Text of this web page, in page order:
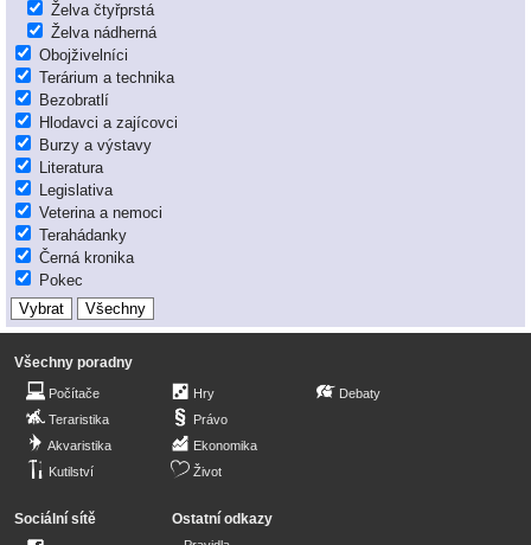
Želva čtyřprstá
Želva nádherná
Obojživelníci
Terárium a technika
Bezobratlí
Hlodavci a zajícovci
Burzy a výstavy
Literatura
Legislativa
Veterina a nemoci
Terahádanky
Černá kronika
Pokec
Všechny poradny
Počítače
Teraristika
Akvaristika
Kutilství
Hry
Právo
Ekonomika
Život
Debaty
Sociální sítě Ostatní odkazy